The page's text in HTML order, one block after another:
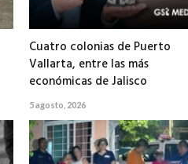
Cuatro colonias de Puerto
Vallarta, entre las más
económicas de Jalisco
5 agosto, 2026